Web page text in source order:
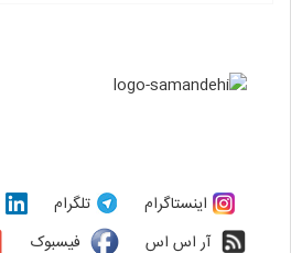
اینستاگرام تلگرام
آر اس اس
فیسبوک